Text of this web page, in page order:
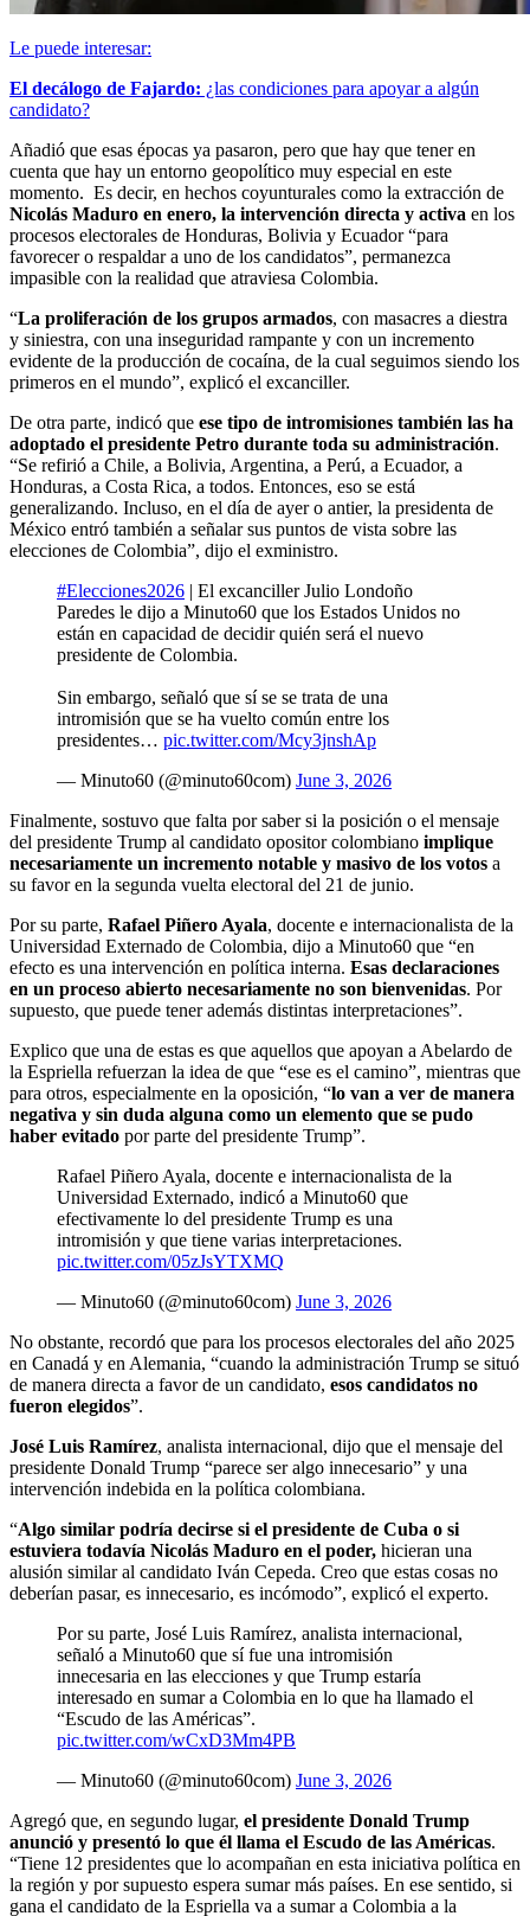
Le puede interesar:
El decálogo de Fajardo: ¿las condiciones para apoyar a algún
candidato?
Añadió que esas épocas ya pasaron, pero que hay que tener en
cuenta que hay un entorno geopolítico muy especial en este
momento. Es decir, en hechos coyunturales como la extracción de
Nicolás Maduro en enero, la intervención directa y activa en los
procesos electorales de Honduras, Bolivia y Ecuador “para
favorecer o respaldar a uno de los candidatos”, permanezca
impasible con la realidad que atraviesa Colombia.
“La proliferación de los grupos armados, con masacres a diestra
y siniestra, con una inseguridad rampante y con un incremento
evidente de la producción de cocaína, de la cual seguimos siendo los
primeros en el mundo”, explicó el excanciller.
De otra parte, indicó que ese tipo de intromisiones también las ha
adoptado el presidente Petro durante toda su administración.
“Se refirió a Chile, a Bolivia, Argentina, a Perú, a Ecuador, a
Honduras, a Costa Rica, a todos. Entonces, eso se está
generalizando. Incluso, en el día de ayer o antier, la presidenta de
México entró también a señalar sus puntos de vista sobre las
elecciones de Colombia”, dijo el exministro.
#Elecciones2026 | El excanciller Julio Londoño
Paredes le dijo a Minuto60 que los Estados Unidos no
están en capacidad de decidir quién será el nuevo
presidente de Colombia.
Sin embargo, señaló que sí se se trata de una
intromisión que se ha vuelto común entre los
presidentes… pic.twitter.com/Mcy3jnshAp
— Minuto60 (@minuto60com) June 3, 2026
Finalmente, sostuvo que falta por saber si la posición o el mensaje
del presidente Trump al candidato opositor colombiano implique
necesariamente un incremento notable y masivo de los votos a
su favor en la segunda vuelta electoral del 21 de junio.
Por su parte, Rafael Piñero Ayala, docente e internacionalista de la
Universidad Externado de Colombia, dijo a Minuto60 que “en
efecto es una intervención en política interna. Esas declaraciones
en un proceso abierto necesariamente no son bienvenidas. Por
supuesto, que puede tener además distintas interpretaciones”.
Explico que una de estas es que aquellos que apoyan a Abelardo de
la Espriella refuerzan la idea de que “ese es el camino”, mientras que
para otros, especialmente en la oposición, “lo van a ver de manera
negativa y sin duda alguna como un elemento que se pudo
haber evitado por parte del presidente Trump”.
Rafael Piñero Ayala, docente e internacionalista de la
Universidad Externado, indicó a Minuto60 que
efectivamente lo del presidente Trump es una
intromisión y que tiene varias interpretaciones.
pic.twitter.com/05zJsYTXMQ
— Minuto60 (@minuto60com) June 3, 2026
No obstante, recordó que para los procesos electorales del año 2025
en Canadá y en Alemania, “cuando la administración Trump se situó
de manera directa a favor de un candidato, esos candidatos no
fueron elegidos”.
José Luis Ramírez, analista internacional, dijo que el mensaje del
presidente Donald Trump “parece ser algo innecesario” y una
intervención indebida en la política colombiana.
“Algo similar podría decirse si el presidente de Cuba o si
estuviera todavía Nicolás Maduro en el poder, hicieran una
alusión similar al candidato Iván Cepeda. Creo que estas cosas no
deberían pasar, es innecesario, es incómodo”, explicó el experto.
Por su parte, José Luis Ramírez, analista internacional,
señaló a Minuto60 que sí fue una intromisión
innecesaria en las elecciones y que Trump estaría
interesado en sumar a Colombia en lo que ha llamado el
“Escudo de las Américas”.
pic.twitter.com/wCxD3Mm4PB
— Minuto60 (@minuto60com) June 3, 2026
Agregó que, en segundo lugar, el presidente Donald Trump
anunció y presentó lo que él llama el Escudo de las Américas.
“Tiene 12 presidentes que lo acompañan en esta iniciativa política en
la región y por supuesto espera sumar más países. En ese sentido, si
gana el candidato de la Espriella va a sumar a Colombia a la